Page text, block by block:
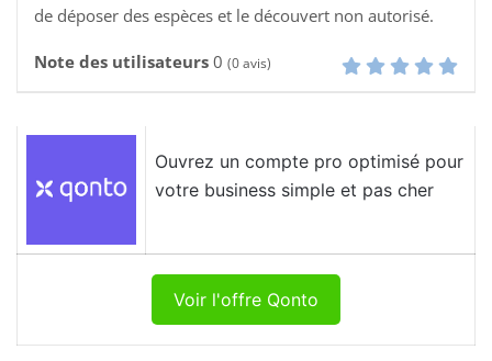
de déposer des espèces et le découvert non autorisé.
Note des utilisateurs 0 (0avis)
Ouvrez un compte pro optimisé pour
votre business simple et pas cher
Voir l'offre Qonto